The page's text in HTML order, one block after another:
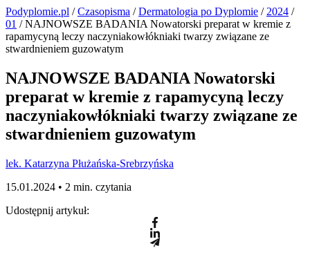
Podyplomie.pl /Czasopisma /Dermatologia po Dyplomie / 2024 /
01 / NAJNOWSZE BADANIA Nowatorski preparat w kremie z
rapamycyną leczy naczyniakowłókniaki twarzy związane ze
stwardnieniem guzowatym
NAJNOWSZE BADANIA Nowatorski
preparat w kremie z rapamycyną leczy
naczyniakowłókniaki twarzy związane ze
stwardnieniem guzowatym
lek. Katarzyna Płużańska-Srebrzyńska
15.01.2024 • 2 min. czytania
Udostępnij artykuł: